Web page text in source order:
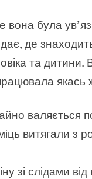
вона була
де
та
якась
валяється
витягали з
зі слідами